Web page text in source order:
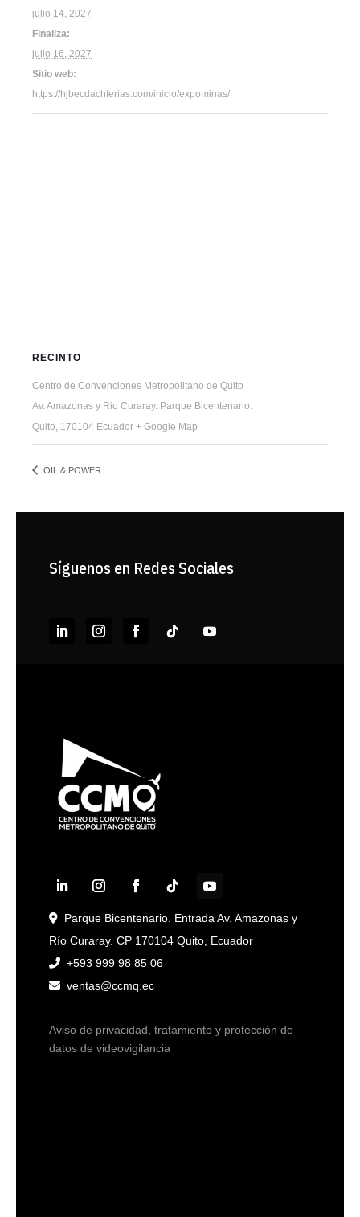
julio 14, 2027
Finaliza:
julio 16, 2027
Sitio web:
https://hjbecdachferias.com/inicio/expominas/
RECINTO
Centro de Convenciones Metropolitano de Quito
Av. Amazonas y Rio Curaray. Parque Bicentenario.
Quito, 170104 Ecuador + Google Map
OIL & POWER
Síguenos en Redes Sociales
Parque Bicentenario. Entrada Av. Amazonas y
Río Curaray. CP 170104 Quito, Ecuador
+593 999 98 85 06
ventas@ccmq.ec
Aviso de privacidad, tratamiento y protección de
datos de videovigilancia